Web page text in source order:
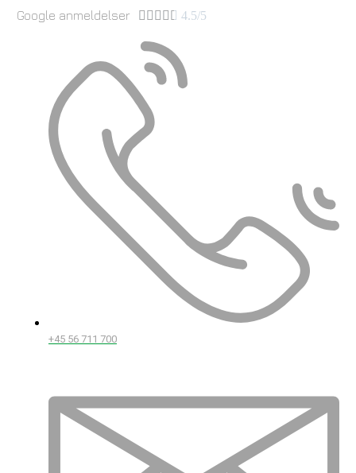
Google anmeldelser      4.5/5
+45 56 711 700